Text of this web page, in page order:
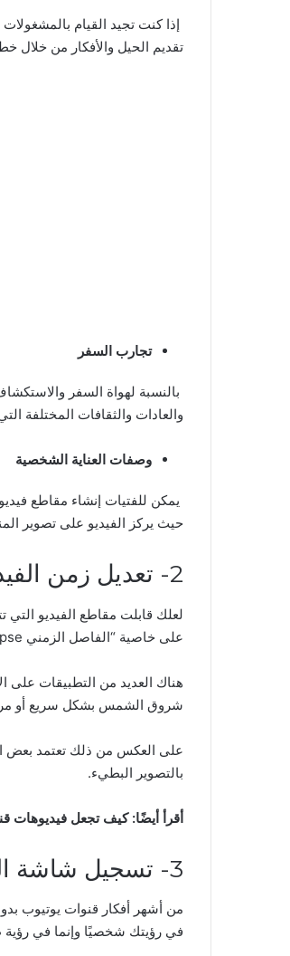
إذا كنت تجيد القيام
تقديم الحيل والأفكار من
تجارب السفر
بالنسبة لهواة السفر
والعادات والثقافات المختلفة
وصفات العناية الشخصية
يمكن للفتيات إنشاء مقاطع
حيث يركز الفيديو على تصوير
2- تعديل زمن الفيديو
لعلك قابلت مقاطع الفيديو
على خاصية “الفاصل الزمني Timelapse”.
هناك العديد من التطبيقات على
شروق الشمس بشكل سريع أو
على العكس من ذلك تعتمد بعض
بالتصوير البطيء.
أقرأ أيضًا: كيف تجعل فيديوهات
3- تسجيل شاشة الهاتف أو الكمبيوتر
من أشهر أفكار قنوات يوتيوب
في رؤيتك شخصيًا وإنما في رؤية